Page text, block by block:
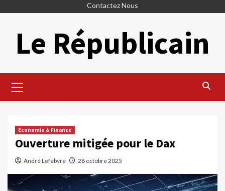
Contactez Nous
Le Républicain
Menu
Economie & Finance
Ouverture mitigée pour le Dax
André Lefebvre 28 octobre 2025